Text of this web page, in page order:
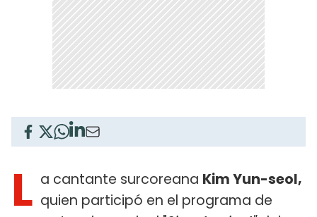
L a cantante surcoreana Kim Yun-seol,
quien participó en el programa de